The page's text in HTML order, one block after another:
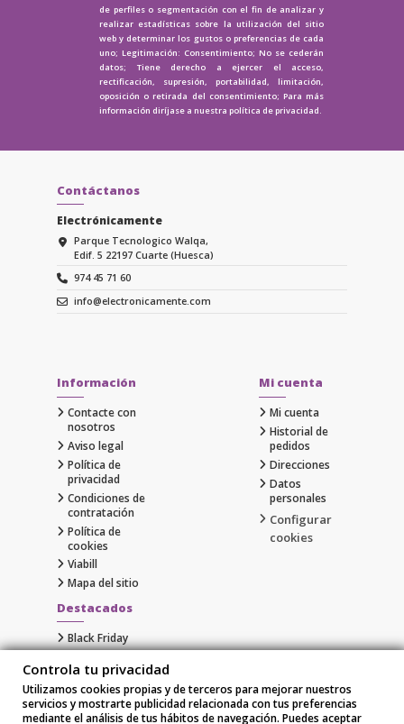
de perfiles o segmentación con el fin de analizar y
realizar estadísticas sobre la utilización del sitio
web y determinar los gustos o preferencias de cada
uno; Legitimación: Consentimiento; No se cederán
datos; Tiene derecho a ejercer el acceso,
rectificación, supresión, portabilidad, limitación,
oposición o retirada del consentimiento; Para más
información diríjase a nuestra política de privacidad.
Contáctanos
Electrónicamente
Parque Tecnologico Walqa,
Edif. 5 22197 Cuarte (Huesca)
974 45 71 60
info@electronicamente.com
Información
Contacte con
nosotros
Aviso legal
Política de
privacidad
Condiciones de
contratación
Política de
cookies
Viabill
Mapa del sitio
Mi cuenta
Mi cuenta
Historial de
pedidos
Direcciones
Datos
personales
Configurar
cookies
Destacados
Black Friday
Gaming
Comprar Apple al Mejor Precio
Samsung
Controla tu privacidad
Utilizamos cookies propias y de terceros para mejorar nuestros
servicios y mostrarte publicidad relacionada con tus preferencias
mediante el análisis de tus hábitos de navegación. Puedes aceptar